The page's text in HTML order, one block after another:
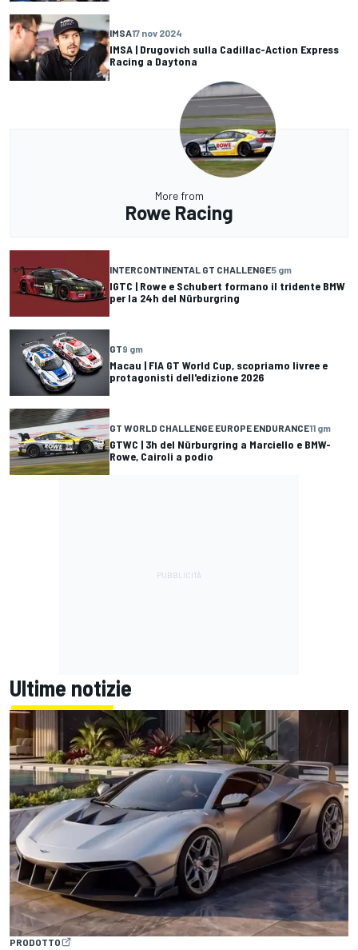
IMSA17 nov 2024
IMSA | Drugovich sulla Cadillac-Action Express
Racing a Daytona
More from
Rowe Racing
INTERCONTINENTAL GT CHALLENGE5 gm
IGTC | Rowe e Schubert formano il tridente BMW
per la 24h del Nürburgring
GT9 gm
Macau | FIA GT World Cup, scopriamo livree e
protagonisti dell'edizione 2026
GT WORLD CHALLENGE EUROPE ENDURANCE11 gm
GTWC | 3h del Nürburgring a Marciello e BMW-
Rowe, Cairoli a podio
Ultime notizie
PRODOTTO